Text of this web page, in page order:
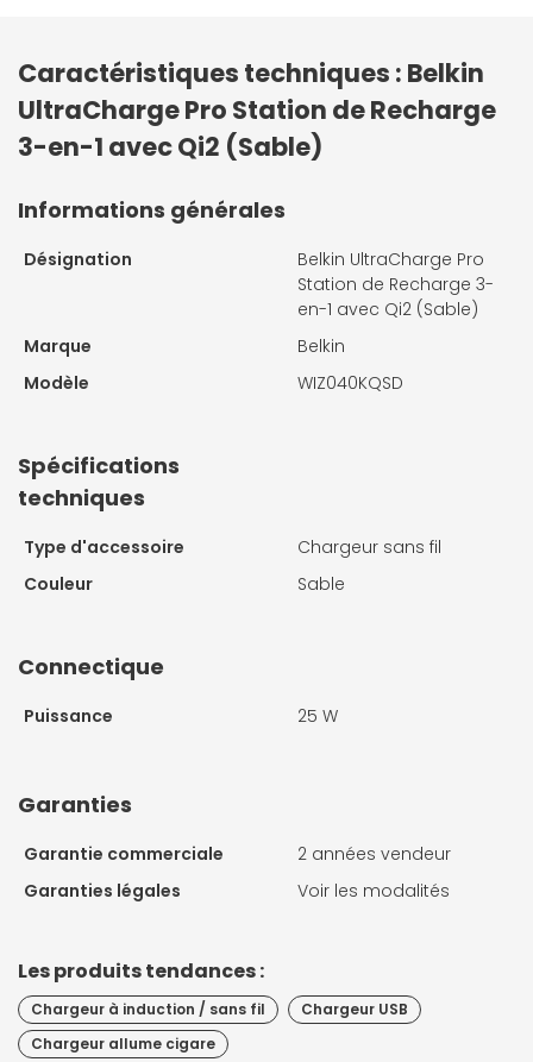
Caractéristiques techniques : Belkin
UltraCharge Pro Station de Recharge
3-en-1 avec Qi2 (Sable)
Informations générales
Désignation
Belkin UltraCharge Pro
Station de Recharge 3-
en-1 avec Qi2 (Sable)
Marque
Belkin
Modèle
WIZ040KQSD
Spécifications
techniques
Type d'accessoire
Chargeur sans fil
Couleur
Sable
Connectique
Puissance 25 W
Garanties
Garantie commerciale
2 années vendeur
Garanties légales
Voir les modalités
Les produits tendances :
Chargeur à induction / sans fil
Chargeur USB
Chargeur allume cigare